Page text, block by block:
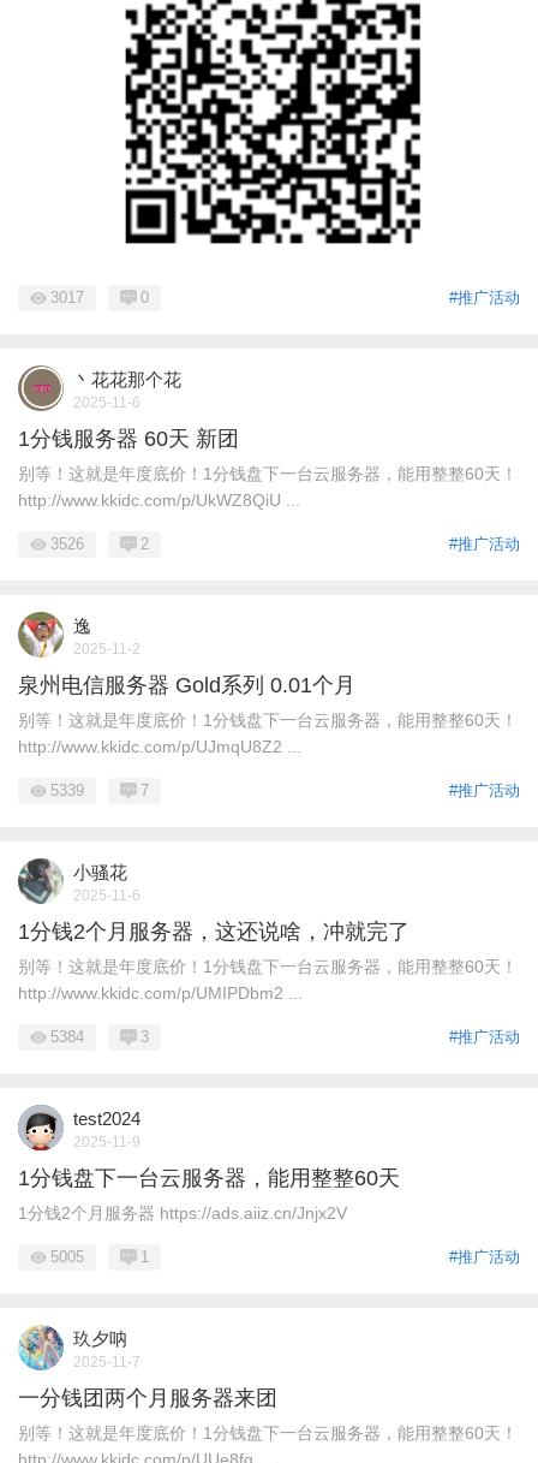
#推广活动
3017 0
丶花花那个花
2025-11-6
1分钱服务器 60天 新团
别等！这就是年度底价！1分钱盘下一台云服务器，能用整整60天！
http://www.kkidc.com/p/UkWZ8QiU ...
#推广活动
3526 2
逸
2025-11-2
泉州电信服务器 Gold系列 0.01个月
别等！这就是年度底价！1分钱盘下一台云服务器，能用整整60天！
http://www.kkidc.com/p/UJmqU8Z2 ...
#推广活动
5339 7
小骚花
2025-11-6
1分钱2个月服务器，这还说啥，冲就完了
别等！这就是年度底价！1分钱盘下一台云服务器，能用整整60天！
http://www.kkidc.com/p/UMIPDbm2 ...
#推广活动
5384 3
test2024
2025-11-9
1分钱盘下一台云服务器，能用整整60天
1分钱2个月服务器 https://ads.aiiz.cn/Jnjx2V
#推广活动
5005 1
玖夕呐
2025-11-7
一分钱团两个月服务器来团
别等！这就是年度底价！1分钱盘下一台云服务器，能用整整60天！